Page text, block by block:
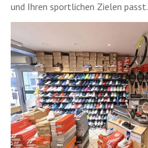
und Ihren sportlichen Zielen passt.